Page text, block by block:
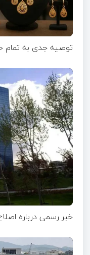
توصیه جدی به تمام
خبر رسمی درباره